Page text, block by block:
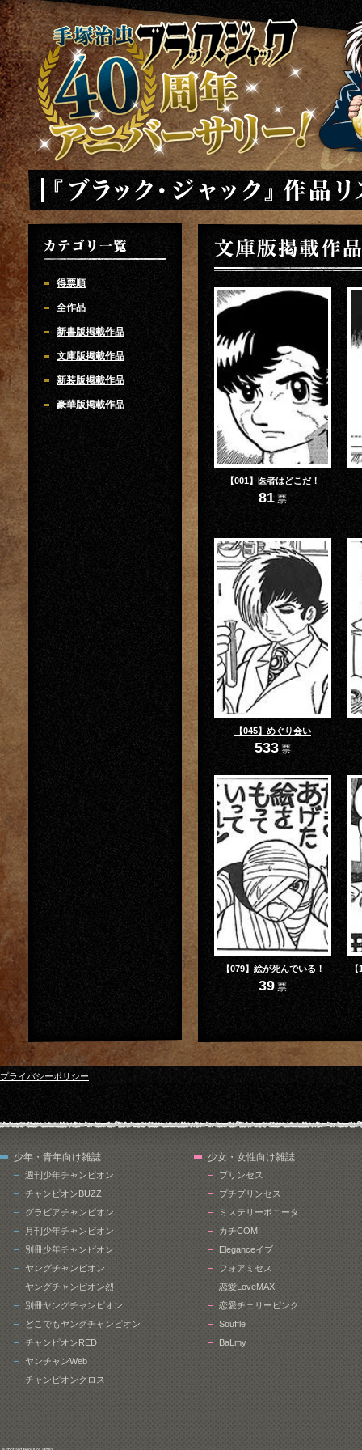
手塚治虫 ブラックジャック 40周年アニバーサリー
「ブラック・ジャック」作品リスト
得票順
全作品
新書版掲載作品
文庫版掲載作品
新装版掲載作品
豪華版掲載作品
文庫版掲載作品
【001】医者はどこだ！
81 票
【045】めぐり会い
533 票
【079】絵が死んでいる！
39 票
プライバシーポリシー
少年・青年向け雑誌
週刊少年チャンピオン
チャンピオンBUZZ
グラビアチャンピオン
月刊少年チャンピオン
別冊少年チャンピオン
ヤングチャンピオン
ヤングチャンピオン烈
別冊ヤングチャンピオン
どこでもヤングチャンピオン
チャンピオンRED
ヤンチャンWeb
チャンピオンクロス
少女・女性向け雑誌
プリンセス
プチプリンセス
ミステリーボニータ
カチCOMI
Eleganceイブ
フォアミセス
恋愛LoveMAX
恋愛チェリーピンク
Souffle
BaLmy